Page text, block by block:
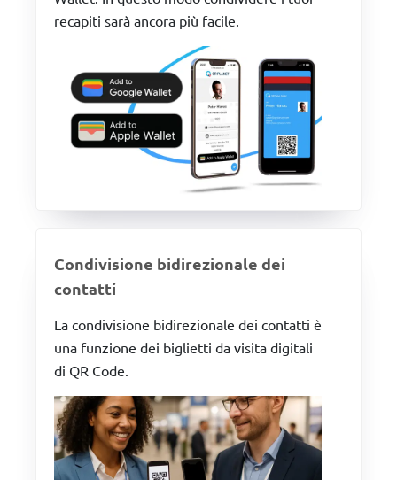
recapiti sarà ancora più facile.
Condivisione bidirezionale dei
contatti
La condivisione bidirezionale dei contatti è
una funzione dei biglietti da visita digitali
di QR Code.